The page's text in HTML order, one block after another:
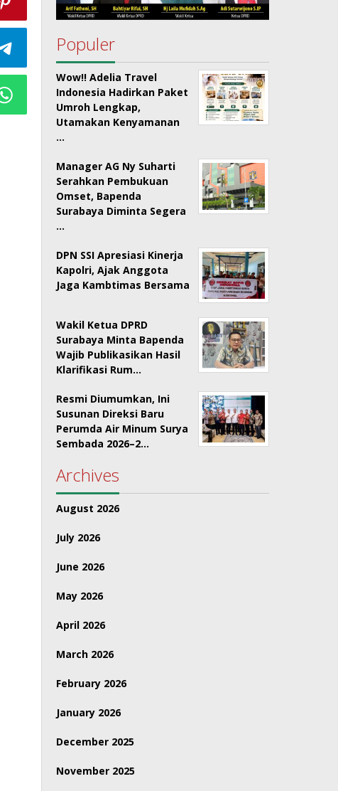
Populer
Wow!! Adelia Travel
Indonesia Hadirkan Paket
Umroh Lengkap,
Utamakan Kenyamanan
…
Manager AG Ny Suharti
Serahkan Pembukuan
Omset, Bapenda
Surabaya Diminta Segera
…
DPN SSI Apresiasi Kinerja
Kapolri, Ajak Anggota
Jaga Kambtimas Bersama
Wakil Ketua DPRD
Surabaya Minta Bapenda
Wajib Publikasikan Hasil
Klarifikasi Rum…
Resmi Diumumkan, Ini
Susunan Direksi Baru
Perumda Air Minum Surya
Sembada 2026–2…
Archives
August 2026
July 2026
June 2026
May 2026
April 2026
March 2026
February 2026
January 2026
December 2025
November 2025